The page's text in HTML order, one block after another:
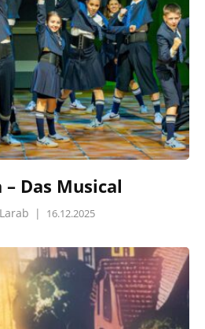
Das Musical
| 16.12.2025